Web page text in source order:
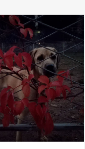
POGLEDAJ